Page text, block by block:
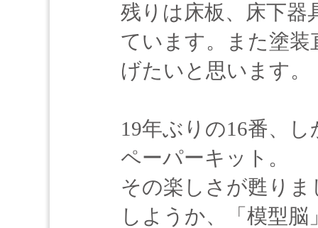
残りは床板、床下器
ています。また塗装
げたいと思います。
19年ぶりの16番、
ペーパーキット。
その楽しさが甦り
しようか、「模型